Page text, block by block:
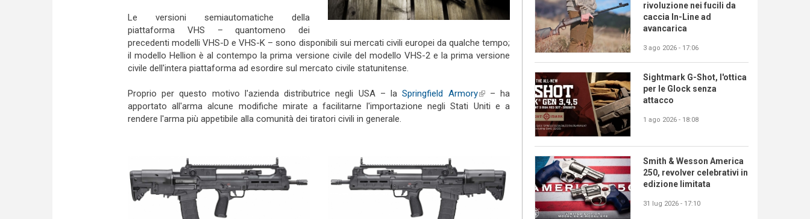
Le versioni semiautomatiche della
piattaforma VHS – quantomeno dei
precedenti modelli VHS-D e VHS-K – sono disponibili sui mercati civili europei da qualche tempo;
il modello Hellion è al contempo la prima versione civile del modello VHS-2 e la prima versione
civile dell'intera piattaforma ad esordire sul mercato civile statunitense.
Proprio per questo motivo l'azienda distributrice negli USA – laSpringfield Armory(link is
external)
– ha
apportato all'arma alcune modifiche mirate a facilitarne l'importazione negli Stati Uniti e a
rendere l'arma più appetibile alla comunità dei tiratori civili in generale.
rivoluzione nei fucili da
caccia In-Line ad
avancarica
3 ago 2026 - 17:06
Sightmark G-Shot, l'ottica
per le Glock senza
attacco
1 ago 2026 - 18:08
Smith & Wesson America
250, revolver celebrativi in
edizione limitata
31 lug 2026 - 17:10